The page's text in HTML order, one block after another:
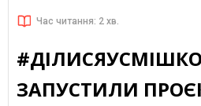
Час читання: 2 хв.
ЗАПУСТИЛИ